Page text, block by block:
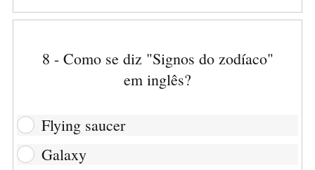
8 - Como se diz "Signos do zodíaco"
em inglês?
Flying saucer
Galaxy